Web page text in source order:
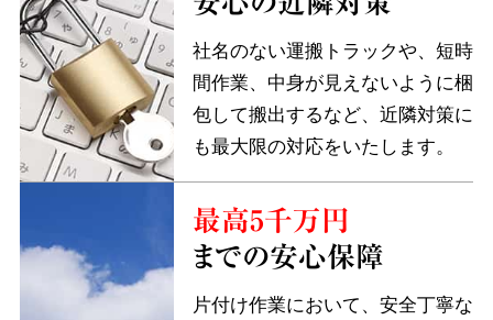
社名のない運搬トラックや、短時
間作業、中身が見えないように梱
包して搬出するなど、近隣対策に
も最大限の対応をいたします。
最高5千万円
までの安心保障
片付け作業において、安全丁寧な